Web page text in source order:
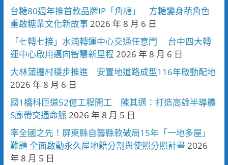
台糖80週年推首款品牌IP「角糖」 方糖變身萌角色
重啟糖業文化新故事2026 年 8 月 6 日
「七轉七接」水湳轉運中心交通任意門 台中四大轉
運中心啟用邁向智慧新里程 2026 年 8 月 6 日
大林蒲遷村穩步推進 安置地道路成型116年啟動配地
2026 年 8 月 6 日
國1橋科匝道52億工程開工 陳其邁：打造高雄半導體
S廊帶交通命脈2026 年 8 月 5 日
率全國之先！屏東縣自籌縣款破局15年「一地多屋」
難題 全面啟動永久屋地籍分割與使照分照計畫2026
年 8 月 5 日